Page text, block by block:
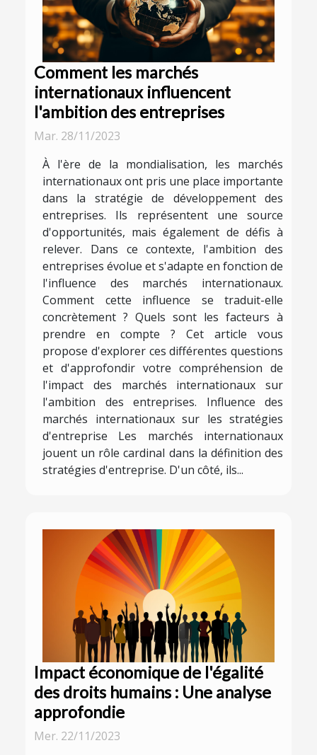
Comment les marchés
internationaux influencent
l'ambition des entreprises
Mar. 28/11/2023
À l'ère de la mondialisation, les marchés
internationaux ont pris une place importante
dans la stratégie de développement des
entreprises. Ils représentent une source
d'opportunités, mais également de défis à
relever. Dans ce contexte, l'ambition des
entreprises évolue et s'adapte en fonction de
l'influence des marchés internationaux.
Comment cette influence se traduit-elle
concrètement ? Quels sont les facteurs à
prendre en compte ? Cet article vous
propose d'explorer ces différentes questions
et d'approfondir votre compréhension de
l'impact des marchés internationaux sur
l'ambition des entreprises. Influence des
marchés internationaux sur les stratégies
d'entreprise Les marchés internationaux
jouent un rôle cardinal dans la définition des
stratégies d'entreprise. D'un côté, ils...
Impact économique de l'égalité
des droits humains : Une analyse
approfondie
Mer. 22/11/2023